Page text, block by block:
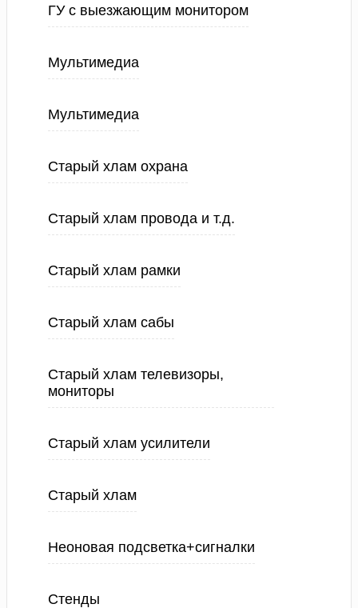
ГУ с выезжающим монитором
Мультимедиа
Мультимедиа
Старый хлам охрана
Старый хлам провода и т.д.
Старый хлам рамки
Старый хлам сабы
Старый хлам телевизоры,
мониторы
Старый хлам усилители
Старый хлам
Неоновая подсветка+сигналки
Стенды